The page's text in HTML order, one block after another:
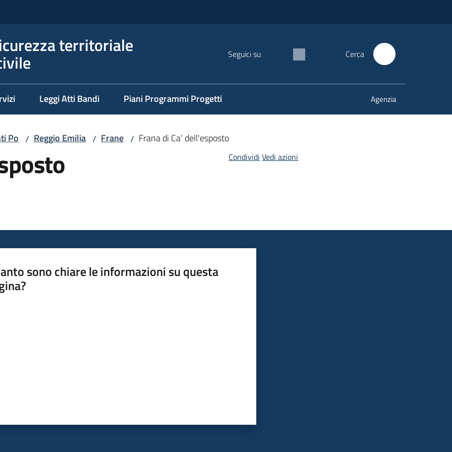
territoriale Seguici su Cerca
Leggi Atti Bandi Piani Programmi Progetti Agenzia
Po / Reggio Emilia / Frane / Frana di Ca' dell'esposto
Condividi Vedi azioni
sono chiare le informazioni su questa